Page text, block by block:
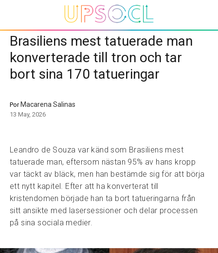
Brasiliens mest tatuerade man
konverterade till tron och tar
bort sina 170 tatueringar
Por Macarena Salinas
13 May, 2026
Leandro de Souza var känd som Brasiliens mest
tatuerade man, eftersom nästan 95% av hans kropp
var täckt av bläck, men han bestämde sig för att börja
ett nytt kapitel. Efter att ha konverterat till
kristendomen började han ta bort tatueringarna från
sitt ansikte med lasersessioner och delar processen
på sina sociala medier.